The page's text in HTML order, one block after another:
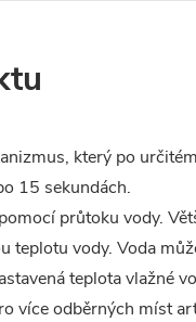
který po
15 sekundách.
průtoku vody.
teplotu vody. Voda
teplota vlažné
více odběrných míst